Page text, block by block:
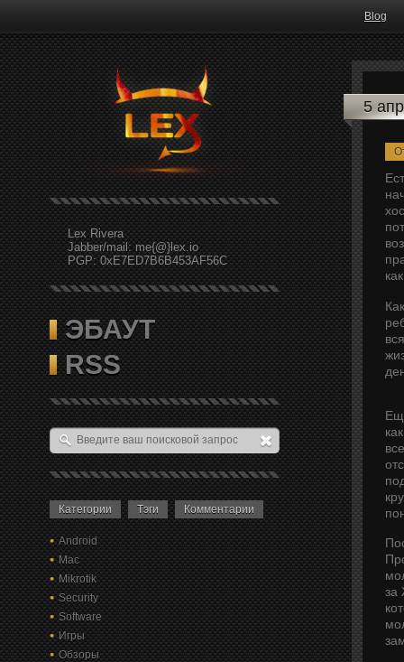
Blog
Lex Rivera
Jabber/mail: me{@}lex.io
PGP: 0xE7ED7B6B453AF56C
ЭБАУТ
RSS
Категории Тэги Комментарии
Android
Mac
Mikrotik
Security
Software
Игры
Обзоры
5
за